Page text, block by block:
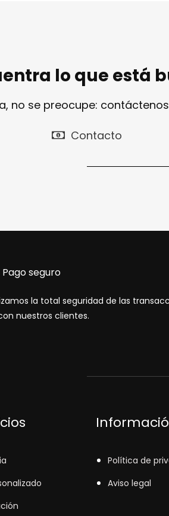
lo que está
no se preocupe:
Contacto
Pago seguro
la total seguridad de las
nuestros clientes.
Política de
Aviso legal